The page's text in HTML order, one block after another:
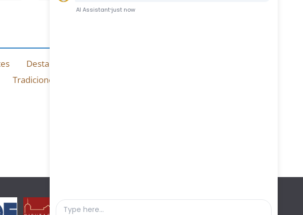
Destacado
Tradiciones